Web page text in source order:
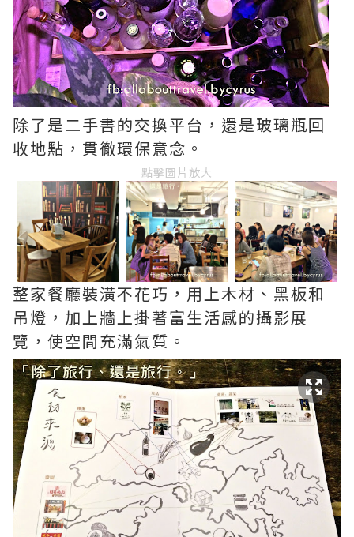
除了是二手書的交換平台，還是玻璃瓶回
收地點，貫徹環保意念。
點擊圖片放大
整家餐廳裝潢不花巧，用上木材、黑板和
吊燈，加上牆上掛著富生活感的攝影展
覽，使空間充滿氣質。